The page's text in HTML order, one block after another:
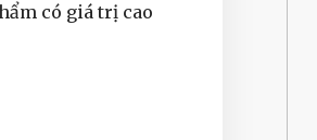
có giá trị cao